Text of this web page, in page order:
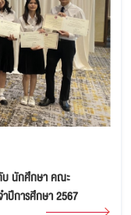
บ นักศึกษา คณะ
ปีการศึกษา 2567